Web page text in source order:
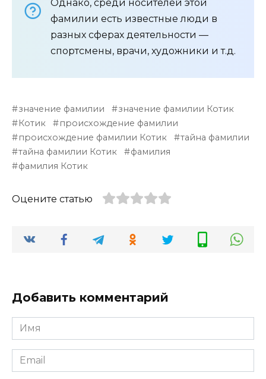
Однако, среди носителей этой
фамилии есть известные люди в
разных сферах деятельности —
спортсмены, врачи, художники и т.д.
значение фамилии
значение фамилии Котик
Котик
происхождение фамилии
происхождение фамилии Котик
тайна фамилии
тайна фамилии Котик
фамилия
фамилия Котик
Оцените статью
Добавить комментарий
Имя
*
Email
*